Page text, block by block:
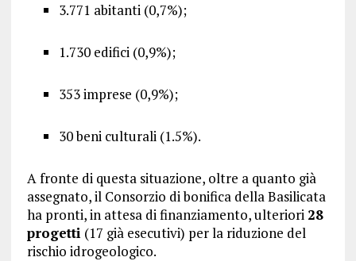
3.771 abitanti (0,7%);
1.730 edifici (0,9%);
353 imprese (0,9%);
30 beni culturali (1.5%).
A fronte di questa situazione, oltre a quanto già
assegnato, il Consorzio di bonifica della Basilicata
ha pronti, in attesa di finanziamento, ulteriori 28
progetti (17 già esecutivi) per la riduzione del
rischio idrogeologico.